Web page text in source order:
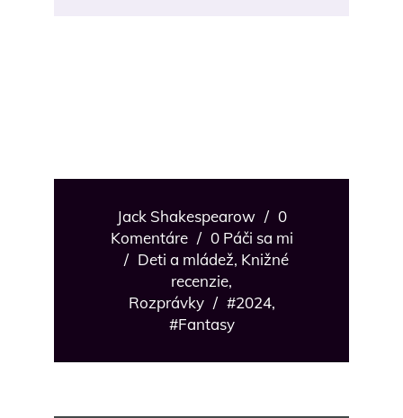
Jack Shakespearow / 0
Komentáre / 0 Páči sa mi
/ Deti a mládež, Knižné
recenzie,
Rozprávky / #2024,
#Fantasy